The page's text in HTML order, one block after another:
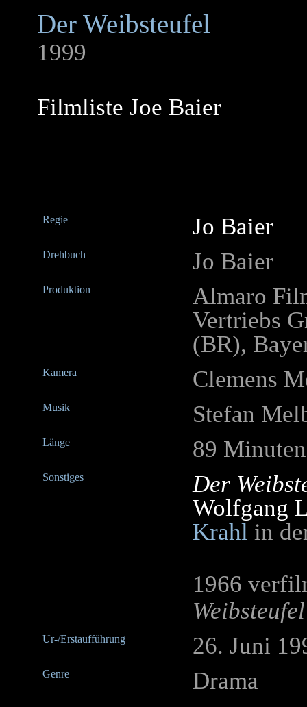
Der Weibsteufel
1999
Filmliste Joe Baier
Regie Jo Baier
Drehbuch Jo Baier
Produktion
Almaro
Vertriebs
(BR),
Kamera Clemens
Musik Stefan
Länge 89 Minuten
Sonstiges
Der
Wolfgang
Krahl in
1966
Ur-/Erstaufführung 26. Juni
Genre Drama